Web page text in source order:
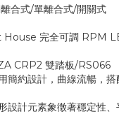
合式/單離合式/開關式
House 完全可調 RPM
CRP2 雙踏板/RS066
簡約設計，曲線流暢，搭
設計元素象徵著穩定性、